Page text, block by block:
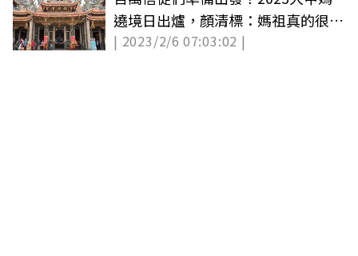
遶境日出爐，顏清標：媽祖真的很會
選時間
| 2023/2/6 07:03:02 |